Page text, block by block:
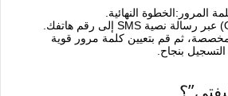
المرور:‏الخطوة النهائية.
سيصلك رمز تحقق (OTP) عبر رسالة نصية SMS إلى رقم هاتفك.
ثم قم بتعيين كلمة مرور قوية
بنجاح.